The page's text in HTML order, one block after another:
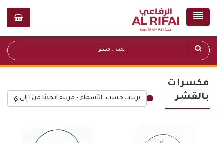
مكسرات
بالقشر
ترتيب حسب: الأسماء - مرتبة أبجديًا من أ إلى ي